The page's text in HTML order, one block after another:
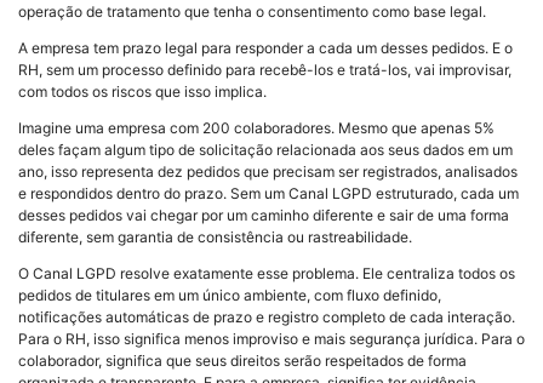
operação de tratamento que tenha o consentimento como base legal.
A empresa tem prazo legal para responder a cada um desses pedidos. E o
RH, sem um processo definido para recebê-los e tratá-los, vai improvisar,
com todos os riscos que isso implica.
Imagine uma empresa com 200 colaboradores. Mesmo que apenas 5%
deles façam algum tipo de solicitação relacionada aos seus dados em um
ano, isso representa dez pedidos que precisam ser registrados, analisados
e respondidos dentro do prazo. Sem um Canal LGPD estruturado, cada um
desses pedidos vai chegar por um caminho diferente e sair de uma forma
diferente, sem garantia de consistência ou rastreabilidade.
O Canal LGPD resolve exatamente esse problema. Ele centraliza todos os
pedidos de titulares em um único ambiente, com fluxo definido,
notificações automáticas de prazo e registro completo de cada interação.
Para o RH, isso significa menos improviso e mais segurança jurídica. Para o
colaborador, significa que seus direitos serão respeitados de forma